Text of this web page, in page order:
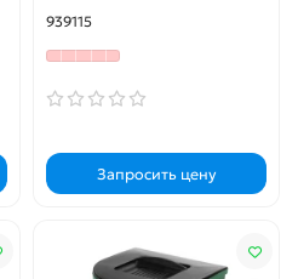
939115
Запросить цену